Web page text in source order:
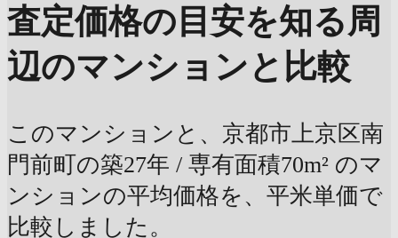
査定価格の目安を知る周
辺のマンションと比較
このマンションと、京都市上京区南
門前町の築27年 / 専有面積70m² のマ
ンションの平均価格を、平米単価で
比較しました。